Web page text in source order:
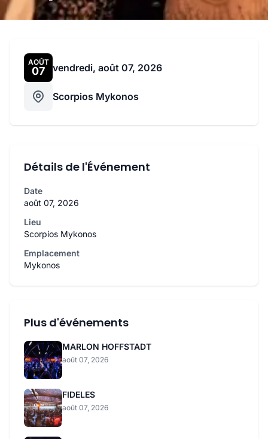
AOÛT
07 vendredi, août 07, 2026
Scorpios Mykonos
Détails de l'Événement
Date
août 07, 2026
Lieu
Scorpios Mykonos
Emplacement
Mykonos
Plus d'événements
MARLON HOFFSTADT
août 07, 2026
FIDELES
août 07, 2026